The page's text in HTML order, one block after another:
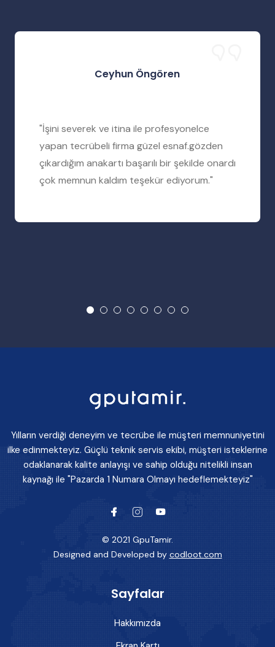
Ceyhun Öngören
"İşini severek ve itina ile profesyonelce
yapan tecrübeli firma güzel esnaf.gözden
çıkardığım anakartı başarılı bir şekilde onardı
çok memnun kaldım teşekür ediyorum."
Yılların verdiği deneyim ve tecrübe ile müşteri memnuniyetini
ilke edinmekteyiz. Güçlü teknik servis ekibi, müşteri isteklerine
odaklanarak kalite anlayışı ve sahip olduğu nitelikli insan
kaynağı ile "Pazarda 1 Numara Olmayı hedeflemekteyiz"
© 2021 GpuTamir.
Designed and Developed by codloot.com
Sayfalar
Hakkımızda